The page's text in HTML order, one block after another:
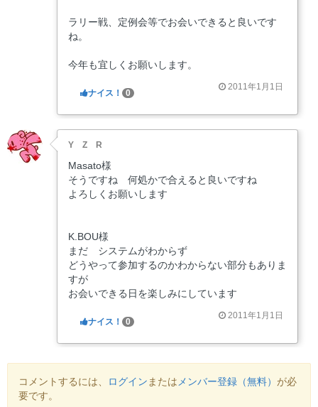
ラリー戦、定例会等でお会いできると良いです
ね。
今年も宜しくお願いします。
2011年1月1日
ナイス！ 0
Y Z R
Masato様
そうですね 何処かで合えると良いですね
よろしくお願いします
K.BOU様
まだ システムがわからず
どうやって参加するのかわからない部分もありま
すが
お会いできる日を楽しみにしています
2011年1月1日
ナイス！ 0
コメントするには、 ログインまたはメンバー登録（無料） が必
要です。